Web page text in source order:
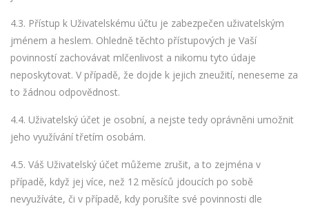
4.3. Přístup k Uživatelskému účtu je zabezpečen uživatelským
jménem a heslem. Ohledně těchto přístupových je Vaší
povinností zachovávat mlčenlivost a nikomu tyto údaje
neposkytovat. V případě, že dojde k jejich zneužití, neneseme za
to žádnou odpovědnost.
4.4. Uživatelský účet je osobní, a nejste tedy oprávněni umožnit
jeho využívání třetím osobám.
4.5. Váš Uživatelský účet můžeme zrušit, a to zejména v
případě, když jej více, než 12 měsíců jdoucích po sobě
nevyužíváte, či v případě, kdy porušíte své povinnosti dle